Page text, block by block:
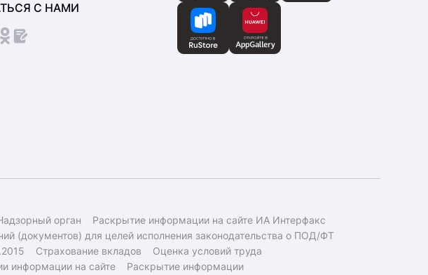
С НАМИ
орган
Раскрытие информации на сайте ИА Интерфакс
(документов) для целей исполнения законодательства о ПОД/ФТ
Страхование вкладов
Оценка условий труда
информации на сайте
Раскрытие информации